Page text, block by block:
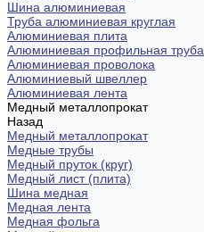
Шина алюминиевая
Труба алюминиевая круглая
Алюминиевая плита
Алюминиевая профильная труба
Алюминиевая проволока
Алюминиевый швеллер
Алюминиевая лента
Медный металлопрокат
Назад
Медный металлопрокат
Медные трубы
Медный пруток (круг)
Медный лист (плита)
Шина медная
Медная лента
Медная фольга